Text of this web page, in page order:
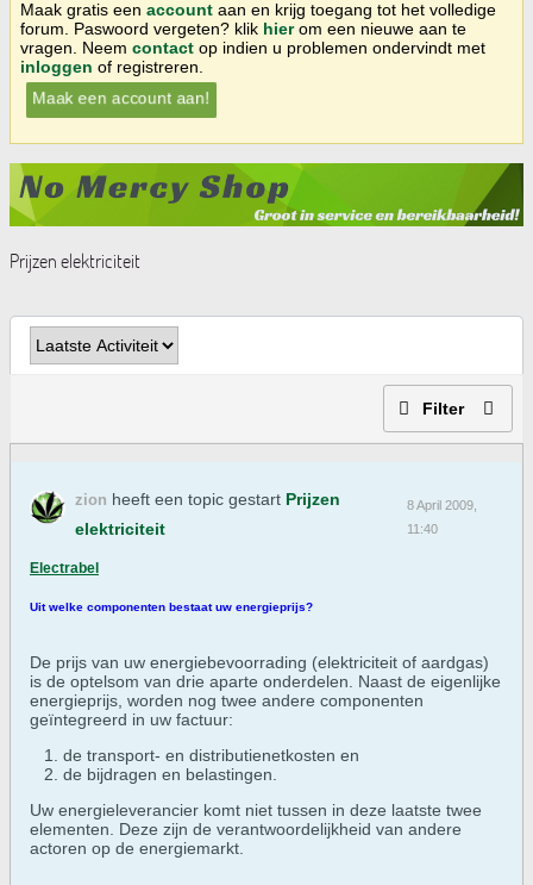
Maak gratis een account aan en krijg toegang tot het volledige
forum. Paswoord vergeten? klik hierom een nieuwe aan te
vragen. Neem contact op indien u problemen ondervindt met
inloggen of registreren.
Maak een account aan!
Prijzen elektriciteit
Filter
zion heeft een topic gestart Prijzen
elektriciteit
8 April 2009,
11:40
Electrabel
Uit welke componenten bestaat uw energieprijs?
De prijs van uw energiebevoorrading (elektriciteit of aardgas)
is de optelsom van drie aparte onderdelen. Naast de eigenlijke
energieprijs, worden nog twee andere componenten
geïntegreerd in uw factuur:
de transport- en distributienetkosten en
de bijdragen en belastingen.
Uw energieleverancier komt niet tussen in deze laatste twee
elementen. Deze zijn de verantwoordelijkheid van andere
actoren op de energiemarkt.